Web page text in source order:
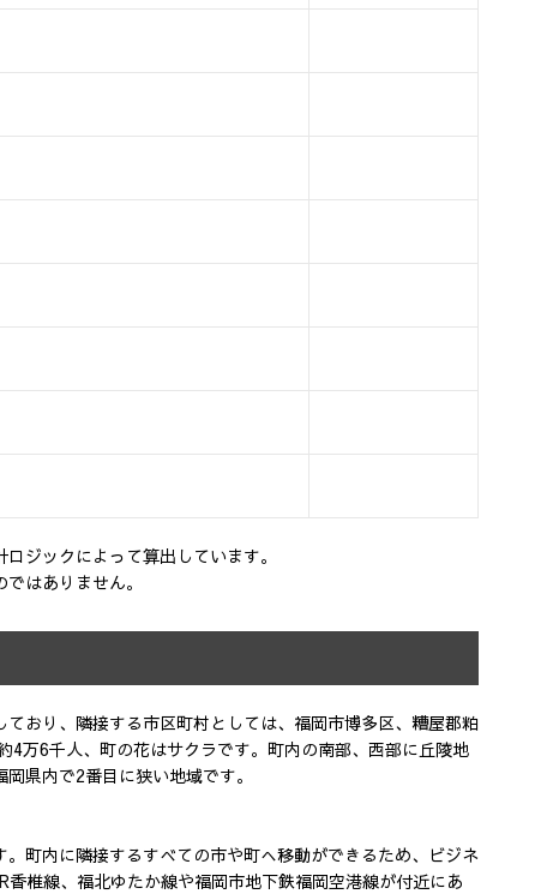
ジックによって算出しています。
はありません。
おり、隣接する市区町村としては、福岡市博多区、糟屋郡粕
万6千人、町の花はサクラです。町内の南部、西部に丘陵地
県内で2番目に狭い地域です。
町内に隣接するすべての市や町へ移動ができるため、ビジネ
椎線、福北ゆたか線や福岡市地下鉄福岡空港線が付近にあ